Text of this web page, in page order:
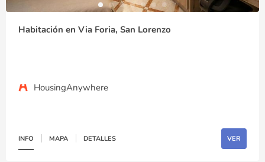
Habitación en Via Foria, San Lorenzo
HousingAnywhere
INFO MAPA DETALLES VER